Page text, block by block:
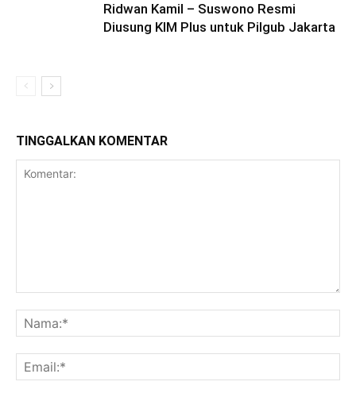
Ridwan Kamil – Suswono Resmi
Diusung KIM Plus untuk Pilgub Jakarta
TINGGALKAN KOMENTAR